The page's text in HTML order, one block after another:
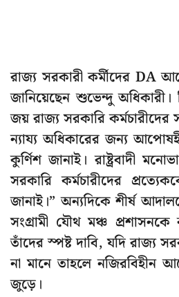
রাজ্য সরকারী কর্মীদের DA
জানিয়েছেন শুভেন্দু
জয় রাজ্য সরকারি
ন্যায্য অধিকারের জন্য
কুর্ণিশ জানাই। রাষ্ট্রবাদী
সরকারি কর্মচারীদের
জানাই।” অন্যদিকে শীর্ষ
সংগ্রামী যৌথ মঞ্চ প্রশাসনকে
তাঁদের স্পষ্ট দাবি, যদি রাজ্য
না মানে তাহলে নজিরবিহীন
জুড়ে।